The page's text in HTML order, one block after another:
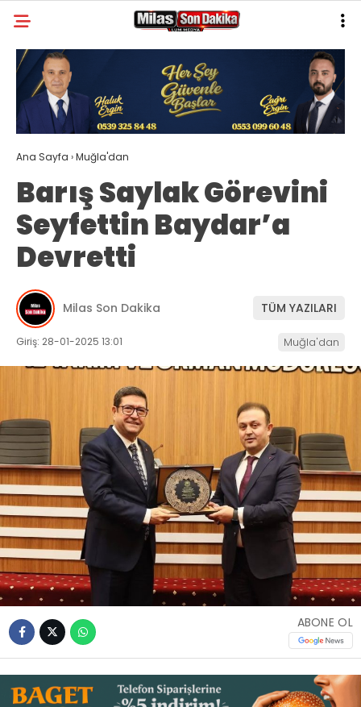
WhatsApp
İhbar Hattı
Facebook
Instagram
28.9
GALERİ YAZARLAR
MILAS
MUĞLA’DAN
ASAYIŞ
GÜNDEM
EKONOMI
SPOR
VEFAT
KÜNYE
Ana Sayfa ›Muğla'dan
Barış Saylak Görevini
Seyfettin Baydar’a
Devretti
Milas Son Dakika TÜM YAZILARI
Giriş: 28-01-2025 13:01 Muğla'dan
ABONE OL